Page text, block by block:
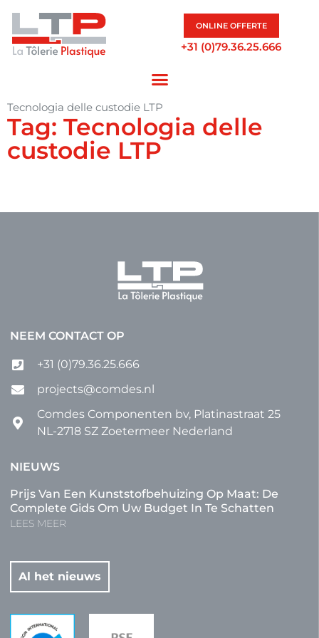
ONLINE OFFERTE
+31 (0)79.36.25.666
Tecnologia delle custodie LTP
Tag: Tecnologia delle
custodie LTP
NEEM CONTACT OP
+31 (0)79.36.25.666
projects@comdes.nl
Comdes Componenten bv, Platinastraat 25
NL-2718 SZ Zoetermeer Nederland
NIEUWS
Prijs Van Een Kunststofbehuizing Op Maat: De
Complete Gids Om Uw Budget In Te Schatten
LEES MEER
Al het nieuws